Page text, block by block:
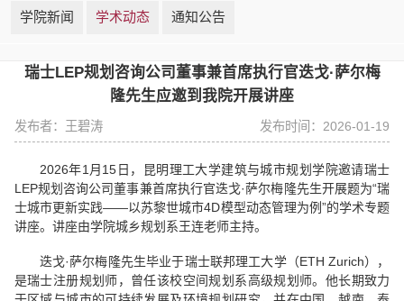
学院新闻 学术动态 通知公告
瑞士LEP规划咨询公司董事兼首席执行官迭戈·萨尔梅
隆先生应邀到我院开展讲座
发布者：王碧涛 发布时间：2026-01-19
2026年1月15日，昆明理工大学建筑与城市规划学院邀请瑞士
LEP规划咨询公司董事兼首席执行官迭戈·萨尔梅隆先生开展题为“瑞
士城市更新实践——以苏黎世城市4D模型动态管理为例”的学术专题
讲座。讲座由学院城乡规划系王连老师主持。
迭戈·萨尔梅隆先生毕业于瑞士联邦理工大学（ETH Zurich），
是瑞士注册规划师，曾任该校空间规划系高级规划师。他长期致力